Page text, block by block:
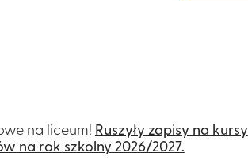
na liceum! Ruszyły zapisy na kursy
na rok szkolny 2026/2027.